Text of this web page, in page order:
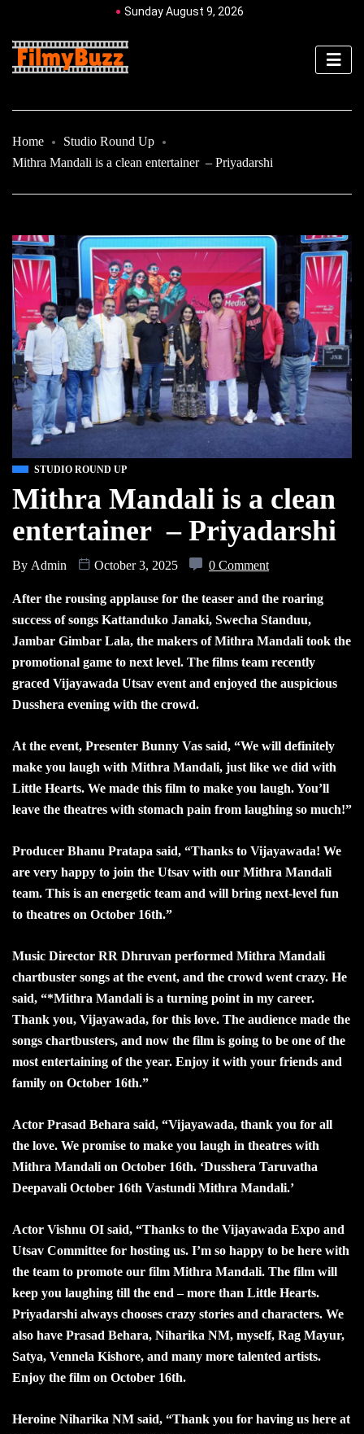
Sunday August 9, 2026
Home
Studio Round Up
Mithra Mandali is a clean entertainer – Priyadarshi
STUDIO ROUND UP
Mithra Mandali is a clean
entertainer – Priyadarshi
By Admin October 3, 2025 0 Comment
After the rousing applause for the teaser and the roaring
success of songs Kattanduko Janaki, Swecha Standuu,
Jambar Gimbar Lala, the makers of Mithra Mandali took the
promotional game to next level. The films team recently
graced Vijayawada Utsav event and enjoyed the auspicious
Dusshera evening with the crowd.
At the event, Presenter Bunny Vas said, “We will definitely
make you laugh with Mithra Mandali, just like we did with
Little Hearts. We made this film to make you laugh. You’ll
leave the theatres with stomach pain from laughing so much!”
Producer Bhanu Pratapa said, “Thanks to Vijayawada! We
are very happy to join the Utsav with our Mithra Mandali
team. This is an energetic team and will bring next-level fun
to theatres on October 16th.”
Music Director RR Dhruvan performed Mithra Mandali
chartbuster songs at the event, and the crowd went crazy. He
said, “*Mithra Mandali is a turning point in my career.
Thank you, Vijayawada, for this love. The audience made the
songs chartbusters, and now the film is going to be one of the
most entertaining of the year. Enjoy it with your friends and
family on October 16th.”
Actor Prasad Behara said, “Vijayawada, thank you for all
the love. We promise to make you laugh in theatres with
Mithra Mandali on October 16th. ‘Dusshera Taruvatha
Deepavali October 16th Vastundi Mithra Mandali.’
Actor Vishnu OI said, “Thanks to the Vijayawada Expo and
Utsav Committee for hosting us. I’m so happy to be here with
the team to promote our film Mithra Mandali. The film will
keep you laughing till the end – more than Little Hearts.
Priyadarshi always chooses crazy stories and characters. We
also have Prasad Behara, Niharika NM, myself, Rag Mayur,
Satya, Vennela Kishore, and many more talented artists.
Enjoy the film on October 16th.
Heroine Niharika NM said, “Thank you for having us here at